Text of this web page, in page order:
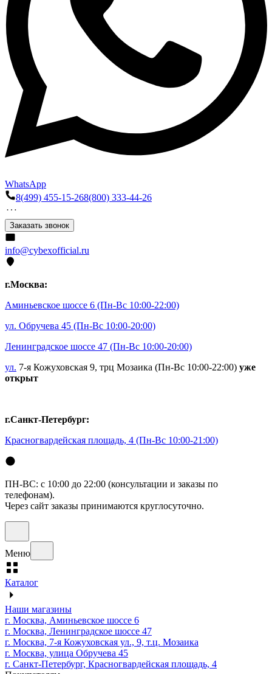
WhatsApp
8(499) 455-15-268(800) 333-44-26
Заказать звонок
info@cybexofficial.ru
г.Москва:
Аминьевское шоссе 6 (Пн-Вс 10:00-22:00)
ул. Обручева 45 (Пн-Вс 10:00-20:00)
Ленинградское шоссе 47 (Пн-Вс 10:00-20:00)
ул. 7-я Кожуховская 9, трц Мозаика (Пн-Вс 10:00-22:00) уже
открыт
г.Санкт-Петербург:
Красногвардейская площадь, 4 (Пн-Вс 10:00-21:00)
ПН-ВС: с 10:00 до 22:00 (консультации и заказы по
телефонам).
Через сайт заказы принимаются круглосуточно.
Меню
Каталог
Наши магазины
г. Москва, Аминьевское шоссе 6
г. Москва, Ленинградское шоссе 47
г. Москва, 7-я Кожуховская ул., 9, т.ц. Мозаика
г. Москва, улица Обручева 45
г. Санкт-Петербург, Красногвардейская площадь, 4